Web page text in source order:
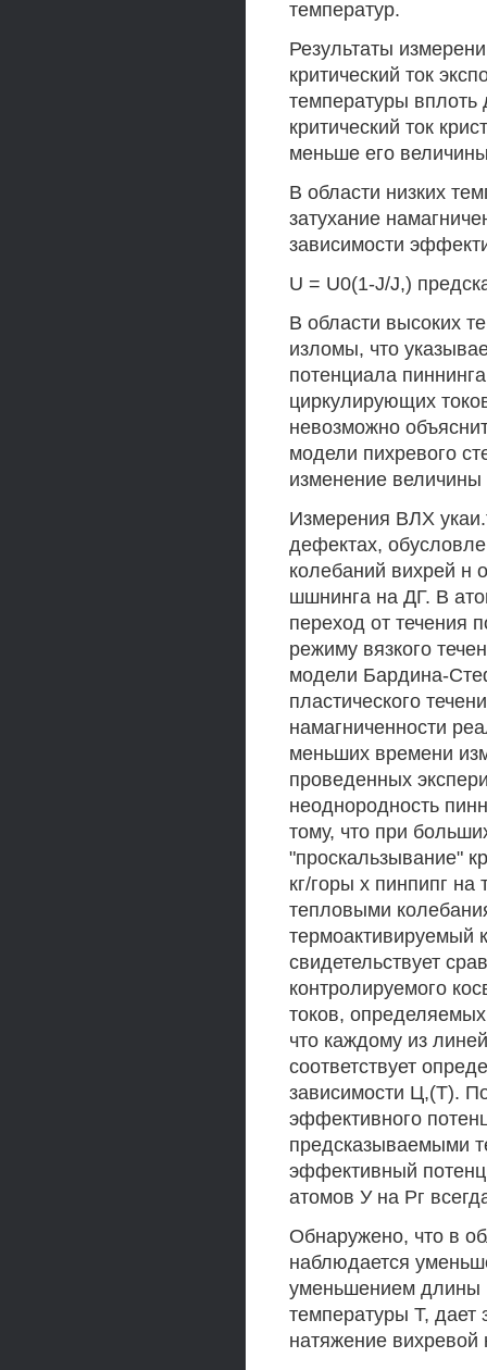
температур.
Результаты
критический ток
температуры вплоть
критический ток
меньше его
В области низких
затухание
зависимости
U = U0(1-J/J,)
В области высоких
изломы, что
потенциала
циркулирующих
невозможно
модели пихревого
изменение
Измерения ВЛХ
дефектах,
колебаний вихрей н
шшнинга на ДГ. В
переход от течения
режиму вязкого
модели Бардина-
пластического
намагниченности
меньших времени
проведенных
неоднородность
тому, что при
"проскальзывание"
кг/горы х пинпипг
тепловыми
термоактивируемый
свидетельствует
контролируемого
токов,
что каждому из
соответствует
зависимости Ц,(Т).
эффективного
предсказываемыми
эффективный
атомов У на Рг
Обнаружено, что в
наблюдается
уменьшением длины
температуры Т,
натяжение